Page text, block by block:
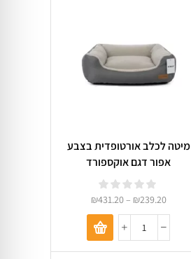
מיטה לכלב אורטופדית בצבע
אפור דגם אוקספורד
₪239.20
–
₪431.20